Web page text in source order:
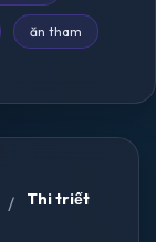
ăn tham
Thi triết